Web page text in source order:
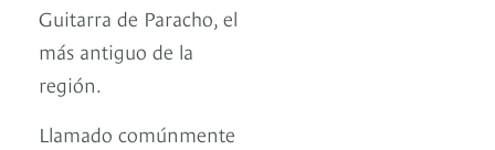
Guitarra de Paracho, el
más antiguo de la
región.
Llamado comúnmente